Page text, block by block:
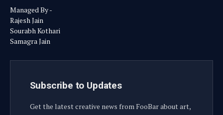
Managed By -
Rajesh Jain
Sourabh Kothari
Samagra Jain
Subscribe to Updates
Get the latest creative news from FooBar about art,